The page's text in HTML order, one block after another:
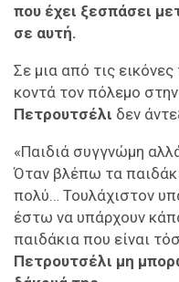
που έχει ξεσπάσει
σε αυτή.
Σε μια από τις
κοντά τον πόλεμο
Πετρουτσέλι δεν
«Παιδιά συγγνώμη
Όταν βλέπω τα
πολύ… Τουλάχιστον
έστω να υπάρχουν
παιδάκια που είναι
Πετρουτσέλι μη